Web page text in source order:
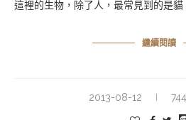
這裡的生物，除了人，最常見到的是貓
繼續閱讀
2013-08-12